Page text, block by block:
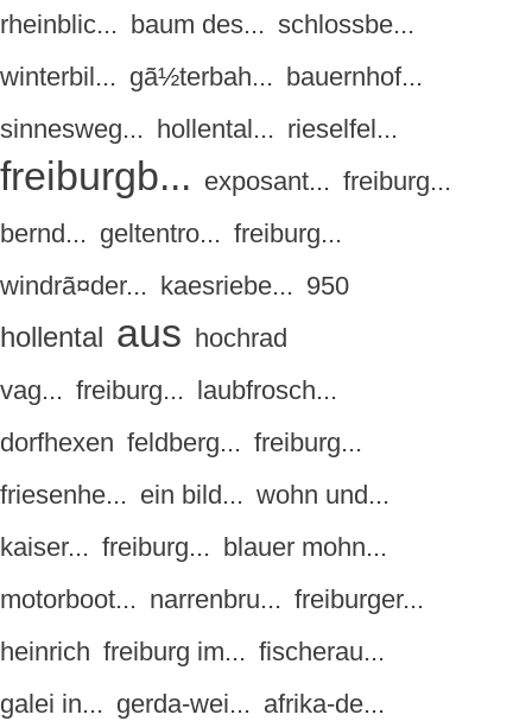
rheinblic... baum des... schlossbe...
winterbil... gã½terbah... bauernhof...
sinnesweg... hollental... rieselfel...
freiburgb... exposant... freiburg...
bernd... geltentro... freiburg...
windrã¤der... kaesriebe... 950
hollental aus hochrad
vag... freiburg... laubfrosch...
dorfhexen feldberg... freiburg...
friesenhe... ein bild... wohn und...
kaiser... freiburg... blauer mohn...
motorboot... narrenbru... freiburger...
heinrich freiburg im... fischerau...
galei in... gerda-wei... afrika-de...